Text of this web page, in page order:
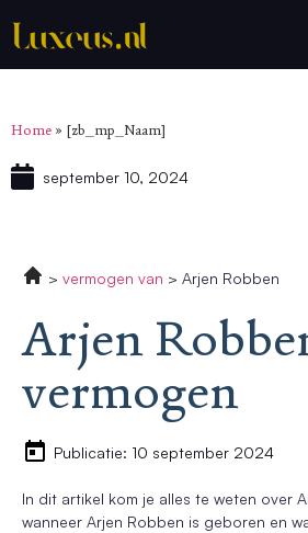
Home » [zb_mp_Naam]
september 10, 2024
vermogen van Arjen Robben
Arjen
vermogen
Publicatie: 10 september 2024
In dit artikel kom je alles te weten over
wanneer Arjen Robben is geboren en